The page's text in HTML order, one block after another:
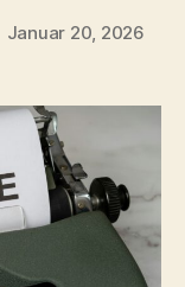
Januar 20, 2026